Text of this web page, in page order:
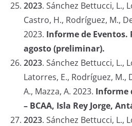
2023. Sánchez Bettucci, L.,
Castro, H., Rodríguez, M.,
2023. Informe de Eventos.
agosto (preliminar).
2023. Sánchez Bettucci, L.,
Latorres, E., Rodríguez, M.,
A., Mazza, A. 2023. Informe
– BCAA, Isla Rey Jorge,
2023. Sánchez Bettucci, L.,